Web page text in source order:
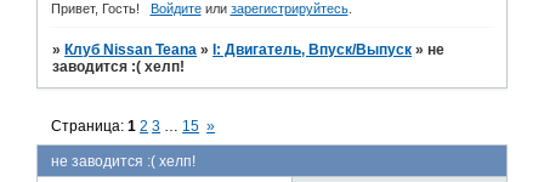
Привет, Гость! Войдитеили зарегистрируйтесь.
» Клуб Nissan Teana » I: Двигатель, Впуск/Выпуск »не
заводится :( хелп!
не заводится :( хелп!
Страница:1 2 3 15 »